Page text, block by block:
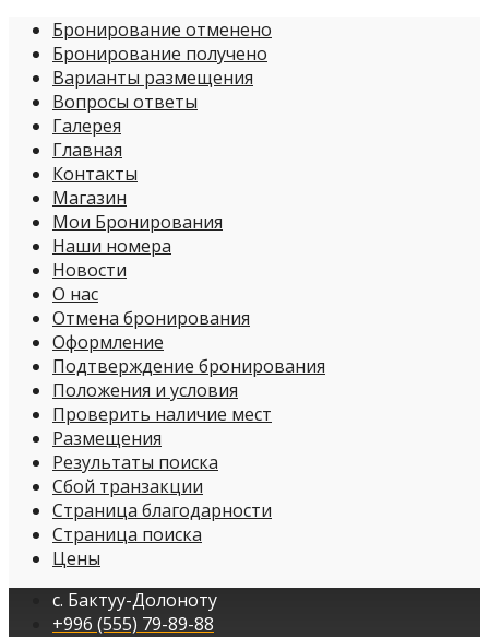
Бронирование отменено
Бронирование получено
Варианты размещения
Вопросы ответы
Галерея
Главная
Контакты
Магазин
Мои Бронирования
Наши номера
Новости
О нас
Отмена бронирования
Оформление
Подтверждение бронирования
Положения и условия
Проверить наличие мест
Размещения
Результаты поиска
Сбой транзакции
Страница благодарности
Страница поиска
Цены
с. Бактуу-Долоноту
+996 (555) 79-89-88